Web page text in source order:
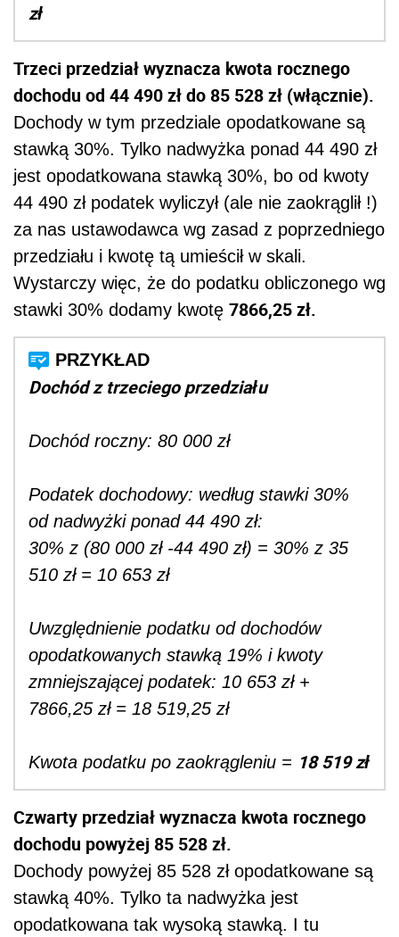
zł
Trzeci przedział wyznacza kwota rocznego
dochodu od 44 490 zł do 85 528 zł (włącznie).
Dochody w tym przedziale opodatkowane są
stawką 30%. Tylko nadwyżka ponad 44 490 zł
jest opodatkowana stawką 30%, bo od kwoty
44 490 zł podatek wyliczył (ale nie zaokrąglił !)
za nas ustawodawca wg zasad z poprzedniego
przedziału i kwotę tą umieścił w skali.
Wystarczy więc, że do podatku obliczonego wg
stawki 30% dodamy kwotę 7866,25 zł.
Dochód z trzeciego przedziału
Dochód roczny: 80 000 zł
Podatek dochodowy: według stawki 30%
od nadwyżki ponad 44 490 zł:
30% z (80 000 zł -44 490 zł) = 30% z 35
510 zł = 10 653 zł
Uwzględnienie podatku od dochodów
opodatkowanych stawką 19% i kwoty
zmniejszającej podatek: 10 653 zł +
7866,25 zł = 18 519,25 zł
Kwota podatku po zaokrągleniu = 18 519 zł
Czwarty przedział wyznacza kwota rocznego
dochodu powyżej 85 528 zł.
Dochody powyżej 85 528 zł opodatkowane są
stawką 40%. Tylko ta nadwyżka jest
opodatkowana tak wysoką stawką. I tu